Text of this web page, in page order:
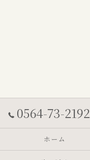
0564-73-2192
ホーム